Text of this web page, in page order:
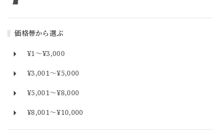
価格帯から選ぶ
¥1〜¥3,000
¥3,001〜¥5,000
¥5,001〜¥8,000
¥8,001〜¥10,000